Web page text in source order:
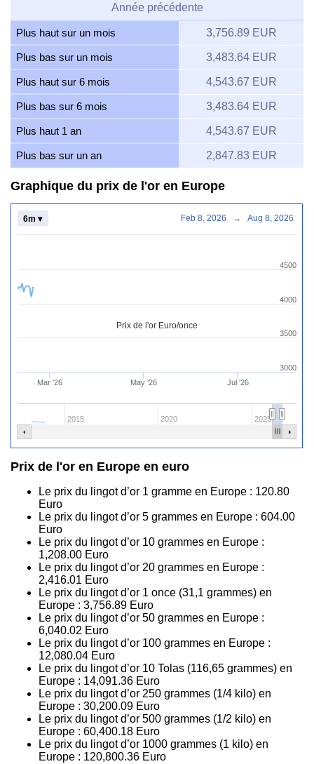
Année précédente
Plus haut sur un mois 3,756.89 EUR
Plus bas sur un mois 3,483.64 EUR
Plus haut sur 6 mois 4,543.67 EUR
Plus bas sur 6 mois 3,483.64 EUR
Plus haut 1 an 4,543.67 EUR
Plus bas sur un an 2,847.83 EUR
Graphique du prix de l'or en Europe
Prix de l'or Euro/once
Mar '26 May '26 Jul '26
2015 2020 2025
3500
4000
4500
3000
6m ▾ Feb 8, 2026 → Aug 8, 2026
Prix de l'or en Europe en euro
Le prix du lingot d’or 1 gramme en Europe : 120.80
Euro
Le prix du lingot d’or 5 grammes en Europe : 604.00
Euro
Le prix du lingot d’or 10 grammes en Europe :
1,208.00 Euro
Le prix du lingot d’or 20 grammes en Europe :
2,416.01 Euro
Le prix du lingot d’or 1 once (31,1 grammes) en
Europe : 3,756.89 Euro
Le prix du lingot d’or 50 grammes en Europe :
6,040.02 Euro
Le prix du lingot d’or 100 grammes en Europe :
12,080.04 Euro
Le prix du lingot d’or 10 Tolas (116,65 grammes) en
Europe : 14,091.36 Euro
Le prix du lingot d’or 250 grammes (1/4 kilo) en
Europe : 30,200.09 Euro
Le prix du lingot d’or 500 grammes (1/2 kilo) en
Europe : 60,400.18 Euro
Le prix du lingot d’or 1000 grammes (1 kilo) en
Europe : 120,800.36 Euro